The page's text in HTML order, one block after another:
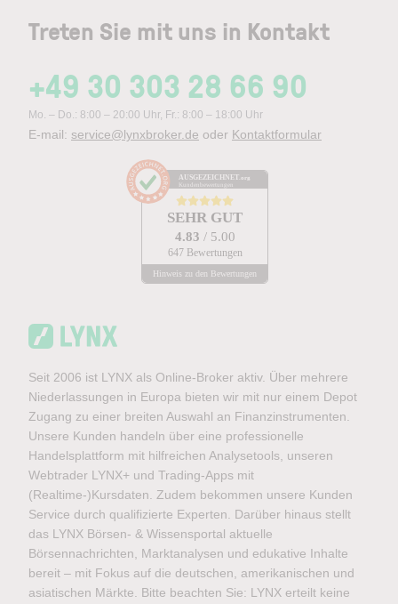
Treten Sie mit uns in Kontakt
+49 30 303 28 66 90
Mo. – Do.: 8:00 – 20:00 Uhr, Fr.: 8:00 – 18:00 Uhr
E-mail: service@lynxbroker.de oder Kontaktformular
AUSGEZEICHNET .org
Kundenbewertungen
SEHR GUT
4.83 / 5.00
647 Bewertungen
Hinweis zu den Bewertungen
Seit 2006 ist LYNX als Online-Broker aktiv. Über mehrere
Niederlassungen in Europa bieten wir mit nur einem Depot
Zugang zu einer breiten Auswahl an Finanzinstrumenten.
Unsere Kunden handeln über eine professionelle
Handelsplattform mit hilfreichen Analysetools, unseren
Webtrader LYNX+ und Trading-Apps mit
(Realtime-)Kursdaten. Zudem bekommen unsere Kunden
Service durch qualifizierte Experten. Darüber hinaus stellt
das LYNX Börsen- & Wissensportal aktuelle
Börsennachrichten, Marktanalysen und edukative Inhalte
bereit – mit Fokus auf die deutschen, amerikanischen und
asiatischen Märkte. Bitte beachten Sie: LYNX erteilt keine